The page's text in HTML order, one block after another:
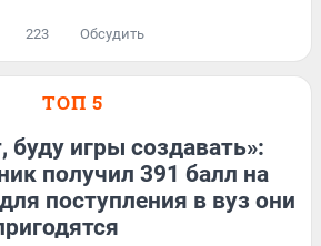
223 Обсудить
ТОП 5
буду игры создавать»:
получил 391 балл на
поступления в вуз они